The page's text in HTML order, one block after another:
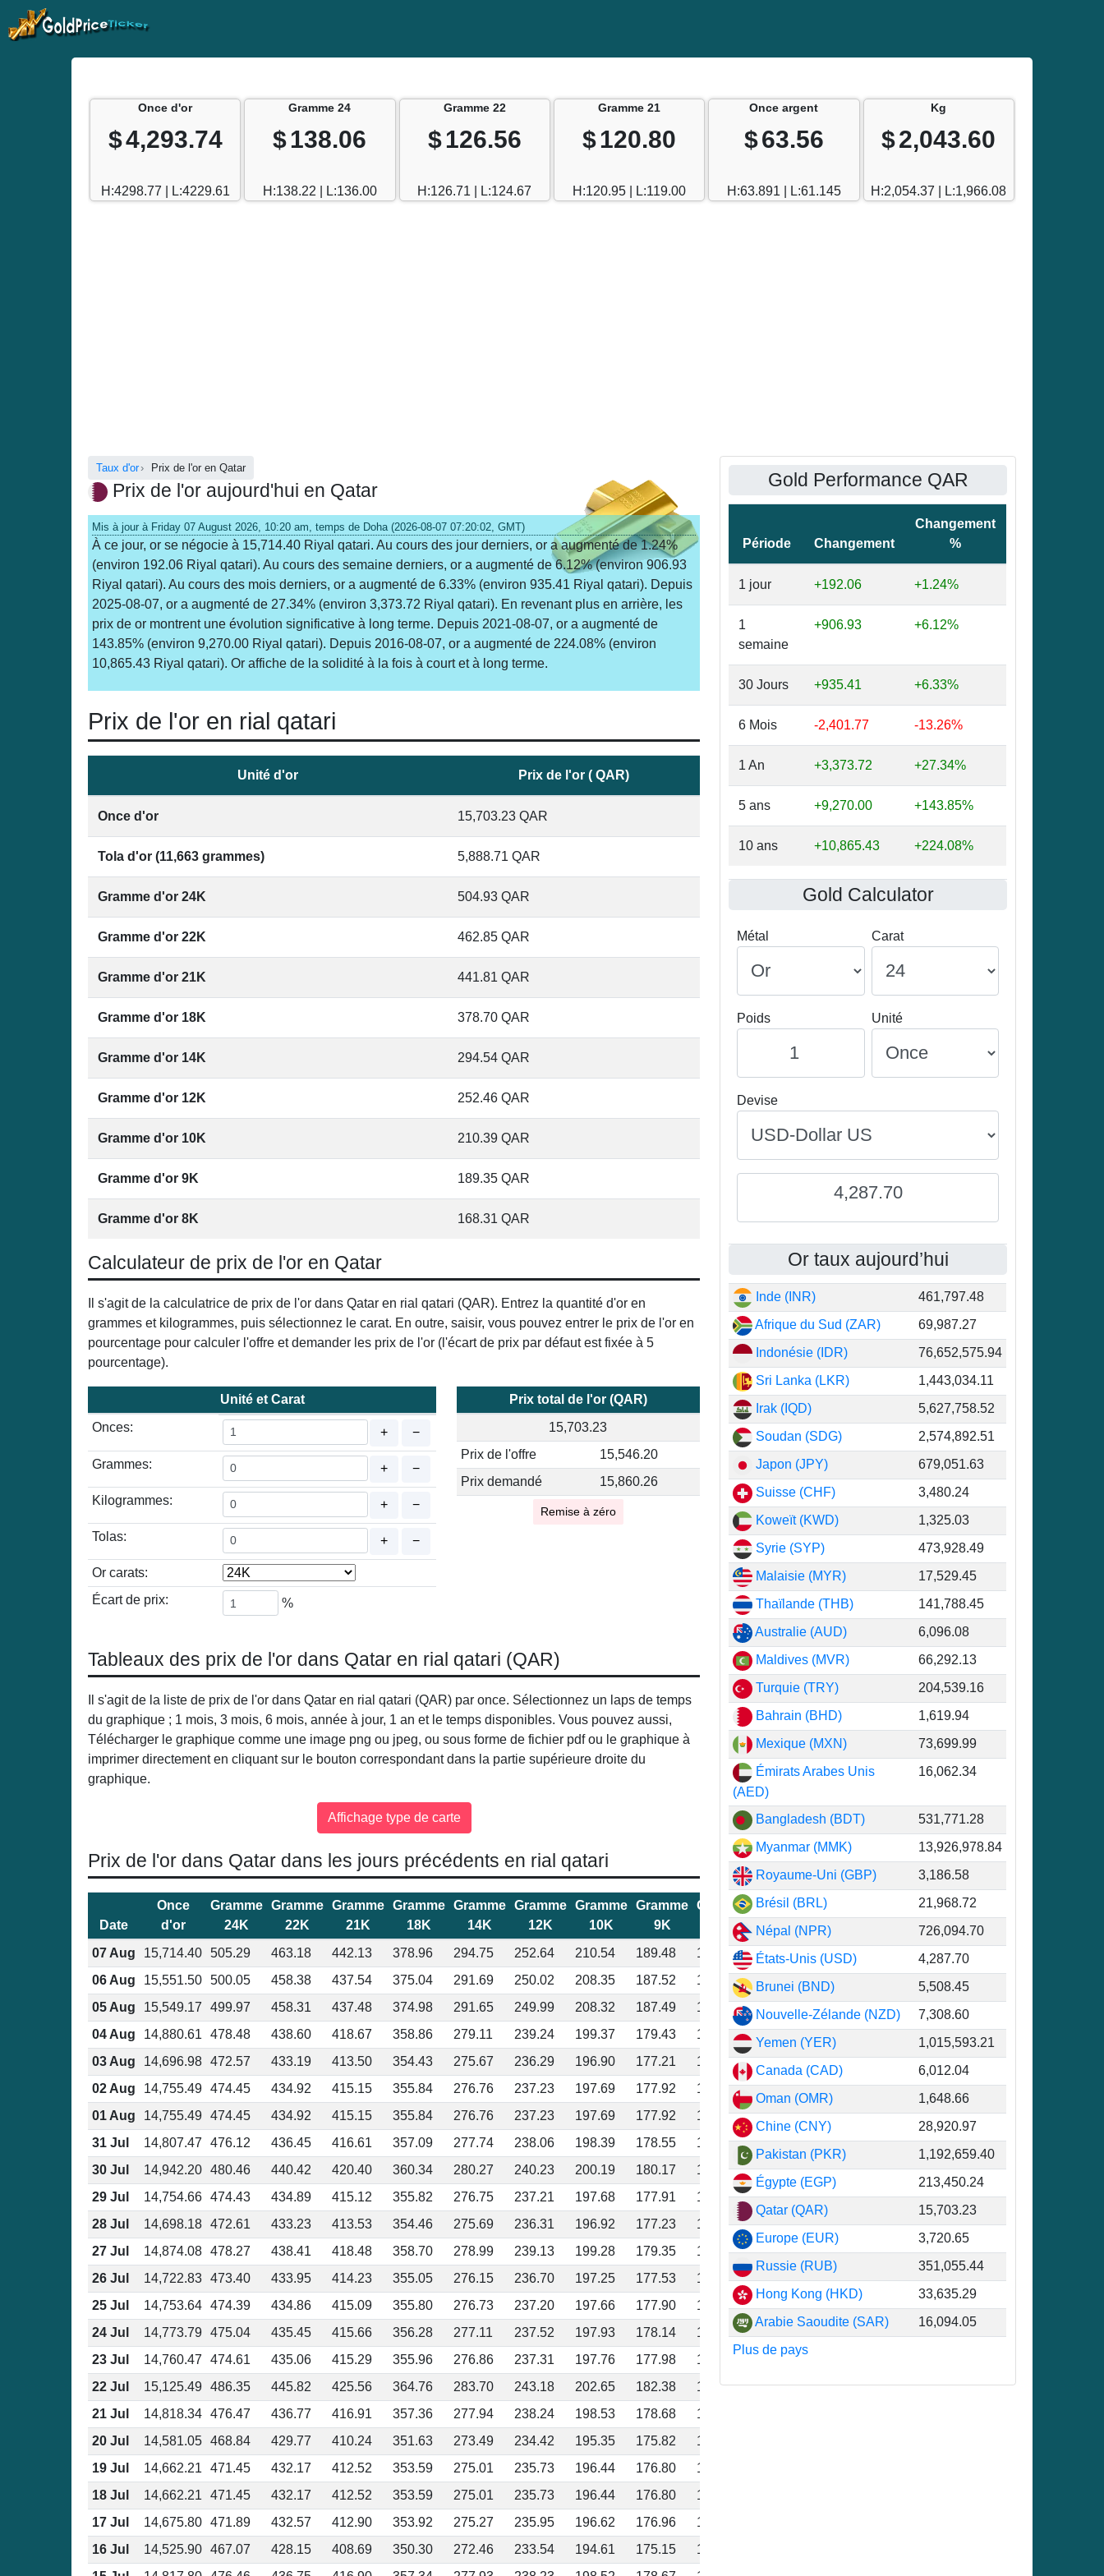
Once d'or
$4,293.74
H:4298.77 | L:4229.61
Gramme 24
$138.06
H:138.22 | L:136.00
Gramme 22
$126.56
H:126.71 | L:124.67
Gramme 21
$120.80
H:120.95 | L:119.00
Once argent
$63.56
H:63.891 | L:61.145
Kg
$2,043.60
H:2,054.37 | L:1,966.08
Taux d'or Prix de l'or en Qatar
Prix de l'or aujourd'hui en Qatar
Mis à jour à Friday 07 August 2026, 10:20 am, temps de Doha (2026-08-07 07:20:02, GMT)
À ce jour, or se négocie à 15,714.40 Riyal qatari. Au cours des jour derniers, or a augmenté de 1.24%
(environ 192.06 Riyal qatari). Au cours des semaine derniers, or a augmenté de 6.12% (environ 906.93
Riyal qatari). Au cours des mois derniers, or a augmenté de 6.33% (environ 935.41 Riyal qatari). Depuis
2025-08-07, or a augmenté de 27.34% (environ 3,373.72 Riyal qatari). En revenant plus en arrière, les
prix de or montrent une évolution significative à long terme. Depuis 2021-08-07, or a augmenté de
143.85% (environ 9,270.00 Riyal qatari). Depuis 2016-08-07, or a augmenté de 224.08% (environ
10,865.43 Riyal qatari). Or affiche de la solidité à la fois à court et à long terme.
Prix de l'or en rial qatari
Unité d'or Prix de l'or ( QAR)
Once d'or 15,703.23 QAR
Tola d'or (11,663 grammes) 5,888.71 QAR
Gramme d'or 24K 504.93 QAR
Gramme d'or 22K 462.85 QAR
Gramme d'or 21K 441.81 QAR
Gramme d'or 18K 378.70 QAR
Gramme d'or 14K 294.54 QAR
Gramme d'or 12K 252.46 QAR
Gramme d'or 10K 210.39 QAR
Gramme d'or 9K 189.35 QAR
Gramme d'or 8K 168.31 QAR
Calculateur de prix de l'or en Qatar
Il s'agit de la calculatrice de prix de l'or dans Qatar en rial qatari (QAR). Entrez la quantité d'or en
grammes et kilogrammes, puis sélectionnez le carat. En outre, saisir, vous pouvez entrer le prix de l'or en
pourcentage pour calculer l'offre et demander les prix de l'or (l'écart de prix par défaut est fixée à 5
pourcentage).
Unité et Carat
Onces:
+ −
Grammes: + −
Kilogrammes: + −
Tolas: + −
Or carats:
Écart de prix:
%
Prix total de l'or (QAR)
15,703.23
Prix de l'offre
15,546.20
Prix demandé
15,860.26
Remise à zéro
Tableaux des prix de l'or dans Qatar en rial qatari (QAR)
Il s'agit de la liste de prix de l'or dans Qatar en rial qatari (QAR) par once. Sélectionnez un laps de temps
du graphique ; 1 mois, 3 mois, 6 mois, année à jour, 1 an et le temps disponibles. Vous pouvez aussi,
Télécharger le graphique comme une image png ou jpeg, ou sous forme de fichier pdf ou le graphique à
imprimer directement en cliquant sur le bouton correspondant dans la partie supérieure droite du
graphique.
Prix de l'or dans Qatar dans les jours précédents en rial qatari
Date
Once
d'or
Gramme
24K
Gramme
22K
Gramme
21K
Gramme
18K
Gramme
14K
Gramme
12K
Gramme
10K
Gramme
9K
Gramme
07 Aug
15,714.40 505.29 463.18 442.13 378.96 294.75 252.64 210.54 189.48
168.43
06 Aug
15,551.50 500.05 458.38 437.54 375.04 291.69 250.02 208.35 187.52
166.68
05 Aug
15,549.17 499.97 458.31 437.48 374.98 291.65 249.99 208.32 187.49
166.66
04 Aug
14,880.61 478.48 438.60 418.67 358.86 279.11 239.24 199.37 179.43
159.49
03 Aug
14,696.98 472.57 433.19 413.50 354.43 275.67 236.29 196.90 177.21
157.52
02 Aug
14,755.49 474.45 434.92 415.15 355.84 276.76 237.23 197.69 177.92
158.15
01 Aug
14,755.49 474.45 434.92 415.15 355.84 276.76 237.23 197.69 177.92
158.15
31 Jul
14,807.47 476.12 436.45 416.61 357.09 277.74 238.06 198.39 178.55
158.71
30 Jul
14,942.20 480.46 440.42 420.40 360.34 280.27 240.23 200.19 180.17
160.15
29 Jul
14,754.66 474.43 434.89 415.12 355.82 276.75 237.21 197.68 177.91
158.14
28 Jul
14,698.18 472.61 433.23 413.53 354.46 275.69 236.31 196.92 177.23
157.54
27 Jul
14,874.08 478.27 438.41 418.48 358.70 278.99 239.13 199.28 179.35
159.42
26 Jul
14,722.83 473.40 433.95 414.23 355.05 276.15 236.70 197.25 177.53
157.80
25 Jul
14,753.64 474.39 434.86 415.09 355.80 276.73 237.20 197.66 177.90
158.13
24 Jul
14,773.79 475.04 435.45 415.66 356.28 277.11 237.52 197.93 178.14
158.35
23 Jul
14,760.47 474.61 435.06 415.29 355.96 276.86 237.31 197.76 177.98
158.20
22 Jul
15,125.49 486.35 445.82 425.56 364.76 283.70 243.18 202.65 182.38
162.12
21 Jul
14,818.34 476.47 436.77 416.91 357.36 277.94 238.24 198.53 178.68
158.82
20 Jul
14,581.05 468.84 429.77 410.24 351.63 273.49 234.42 195.35 175.82
156.28
19 Jul
14,662.21 471.45 432.17 412.52 353.59 275.01 235.73 196.44 176.80
157.15
18 Jul
14,662.21 471.45 432.17 412.52 353.59 275.01 235.73 196.44 176.80
157.15
17 Jul
14,675.80 471.89 432.57 412.90 353.92 275.27 235.95 196.62 176.96
157.30
16 Jul
14,525.90 467.07 428.15 408.69 350.30 272.46 233.54 194.61 175.15
155.69
Gold Performance QAR
Période Changement
Changement
%
1 jour +192.06 +1.24%
1
semaine
+906.93 +6.12%
30 Jours +935.41 +6.33%
6 Mois -2,401.77 -13.26%
1 An +3,373.72 +27.34%
5 ans +9,270.00 +143.85%
10 ans +10,865.43 +224.08%
Gold Calculator
Métal Carat
Poids Unité
Devise
4,287.70
Or taux aujourd’hui
Inde (INR)
461,797.48
Afrique du Sud (ZAR)
69,987.27
Indonésie (IDR)
76,652,575.94
Sri Lanka (LKR)
1,443,034.11
Irak (IQD)
5,627,758.52
Soudan (SDG)
2,574,892.51
Japon (JPY)
679,051.63
Suisse (CHF)
3,480.24
Koweït (KWD)
1,325.03
Syrie (SYP)
473,928.49
Malaisie (MYR)
17,529.45
Thaïlande (THB)
141,788.45
Australie (AUD)
6,096.08
Maldives (MVR)
66,292.13
Turquie (TRY)
204,539.16
Bahrain (BHD)
1,619.94
Mexique (MXN)
73,699.99
Émirats Arabes Unis
(AED)
16,062.34
Bangladesh (BDT)
531,771.28
Myanmar (MMK)
13,926,978.84
Royaume-Uni (GBP)
3,186.58
Brésil (BRL)
21,968.72
Népal (NPR)
726,094.70
États-Unis (USD)
4,287.70
Brunei (BND)
5,508.45
Nouvelle-Zélande (NZD)
7,308.60
Yemen (YER)
1,015,593.21
Canada (CAD)
6,012.04
Oman (OMR)
1,648.66
Chine (CNY)
28,920.97
Pakistan (PKR)
1,192,659.40
Égypte (EGP)
213,450.24
Qatar (QAR)
15,703.23
Europe (EUR)
3,720.65
Russie (RUB)
351,055.44
Hong Kong (HKD)
33,635.29
Arabie Saoudite (SAR)
16,094.05
Plus de pays